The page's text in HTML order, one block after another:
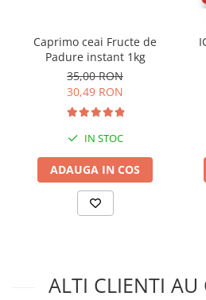
Caprimo ceai Fructe de
Padure instant 1kg
35,00 RON
30,49 RON
IN STOC
ADAUGA IN COS
ALTI CLIENTI AU